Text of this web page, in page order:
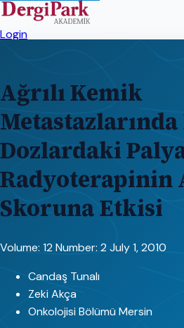
Login
Ağrılı Kemik
Metastazlarında
Dozlardaki
Radyoterapinin
Skoruna Etkisi
Volume: 12 Number: 2July 1, 2010
Candaş Tunalı
Zeki Akça
Onkolojisi Bölümü Mersin